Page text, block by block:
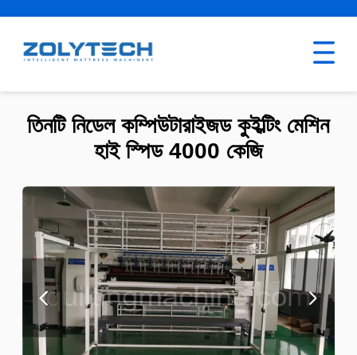
তিনটি নিডেল কম্পিউটারাইজড কুইল্টিং মেশিন
হাই স্পিড 4000 কেজি